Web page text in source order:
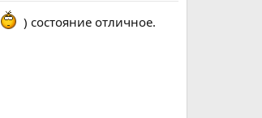
) состояние отличное.